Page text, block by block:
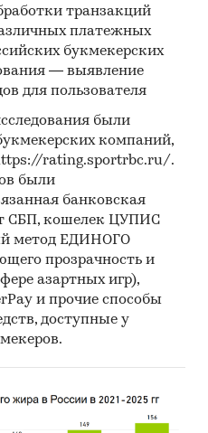
транзакций
платежных
букмекерских
— выявление
для пользователя
были
компаний,
rating.sportrbc.ru/.
были
банковская
СБП, кошелек ЦУПИС
метод ЕДИНОГО
прозрачность и
азартных игр),
и прочие способы
доступные у